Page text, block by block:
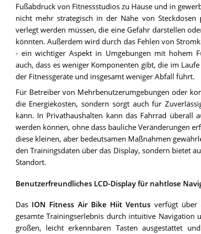
Fußabdruck von Fitnessstudios zu Hause und in
nicht mehr strategisch in der Nähe von
verlegt werden müssen, die eine Gefahr darstellen
könnten. Außerdem wird durch das Fehlen von
- ein wichtiger Aspekt in Umgebungen mit hohem
auch, dass es weniger Komponenten gibt, die im
der Fitnessgeräte und insgesamt weniger Abfall führt.
Für Betreiber von Mehrbenutzerumgebungen oder
die Energiekosten, sondern sorgt auch für
kann. In Privathaushalten kann das Fahrrad überall
werden können, ohne dass bauliche Veränderungen
diese kleinen, aber bedeutsamen Maßnahmen
den Trainingsdaten über das Display, sondern bietet
Standort.
Benutzerfreundliches LCD-Display für nahtlose
Das ION Fitness Air Bike Hiit Ventus verfügt über
gesamte Trainingserlebnis durch intuitive
großen, leicht erkennbaren Tasten ausgestattet